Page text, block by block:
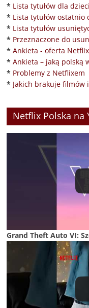
* Lista tytułów dla
* Lista tytułów ostatnio
* Lista tytułów
* Przeznaczone do
* Ankieta - oferta
* Ankieta – jaką polską
* Problemy z Netflixem
* Jakich brakuje filmów
Netflix Polska na
Grand Theft Auto VI: